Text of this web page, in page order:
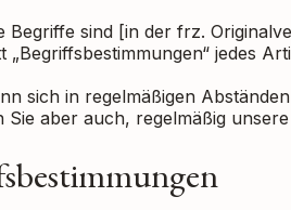
Begriffe sind [in der frz.
„Begriffsbestimmungen“ jedes
sich in regelmäßigen
Sie aber auch, regelmäßig